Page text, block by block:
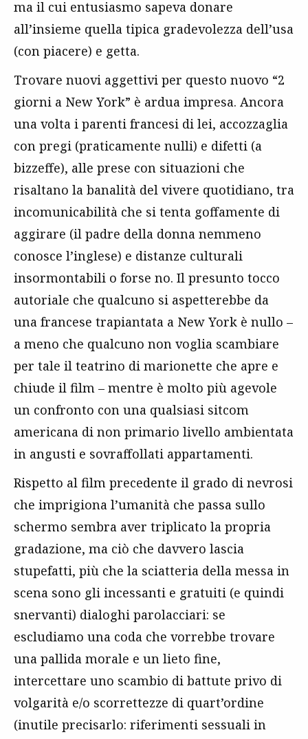
ma il cui entusiasmo sapeva donare
all’insieme quella tipica gradevolezza dell’usa
(con piacere) e getta.
Trovare nuovi aggettivi per questo nuovo “2
giorni a New York” è ardua impresa. Ancora
una volta i parenti francesi di lei, accozzaglia
con pregi (praticamente nulli) e difetti (a
bizzeffe), alle prese con situazioni che
risaltano la banalità del vivere quotidiano, tra
incomunicabilità che si tenta goffamente di
aggirare (il padre della donna nemmeno
conosce l’inglese) e distanze culturali
insormontabili o forse no. Il presunto tocco
autoriale che qualcuno si aspetterebbe da
una francese trapiantata a New York è nullo –
a meno che qualcuno non voglia scambiare
per tale il teatrino di marionette che apre e
chiude il film – mentre è molto più agevole
un confronto con una qualsiasi sitcom
americana di non primario livello ambientata
in angusti e sovraffollati appartamenti.
Rispetto al film precedente il grado di nevrosi
che imprigiona l’umanità che passa sullo
schermo sembra aver triplicato la propria
gradazione, ma ciò che davvero lascia
stupefatti, più che la sciatteria della messa in
scena sono gli incessanti e gratuiti (e quindi
snervanti) dialoghi parolacciari: se
escludiamo una coda che vorrebbe trovare
una pallida morale e un lieto fine,
intercettare uno scambio di battute privo di
volgarità e/o scorrettezze di quart’ordine
(inutile precisarlo: riferimenti sessuali in